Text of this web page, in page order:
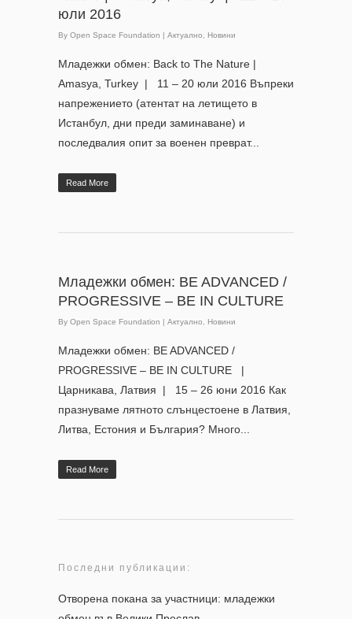
юли 2016
By Open Space Foundation | Актуално Новини
Младежки обмен: Back to The Nature |
Amasya, Turkey | 11 – 20 юли 2016 Въпреки
напрежението (атентат на летището в
Истанбул, дни преди заминаване) и
последвалия опит за военен преврат...
Read More
Младежки обмен: BE ADVANCED /
PROGRESSIVE – BE IN CULTURE
By Open Space Foundation | Актуално Новини
Младежки обмен: BE ADVANCED /
PROGRESSIVE – BE IN CULTURE |
Царникава, Латвия | 15 – 26 юни 2016 Как
празнуваме лятното слънцестоене в Латвия,
Литва, Естония и България? Много...
Read More
Последни публикации:
Отворена покана за участници: младежки